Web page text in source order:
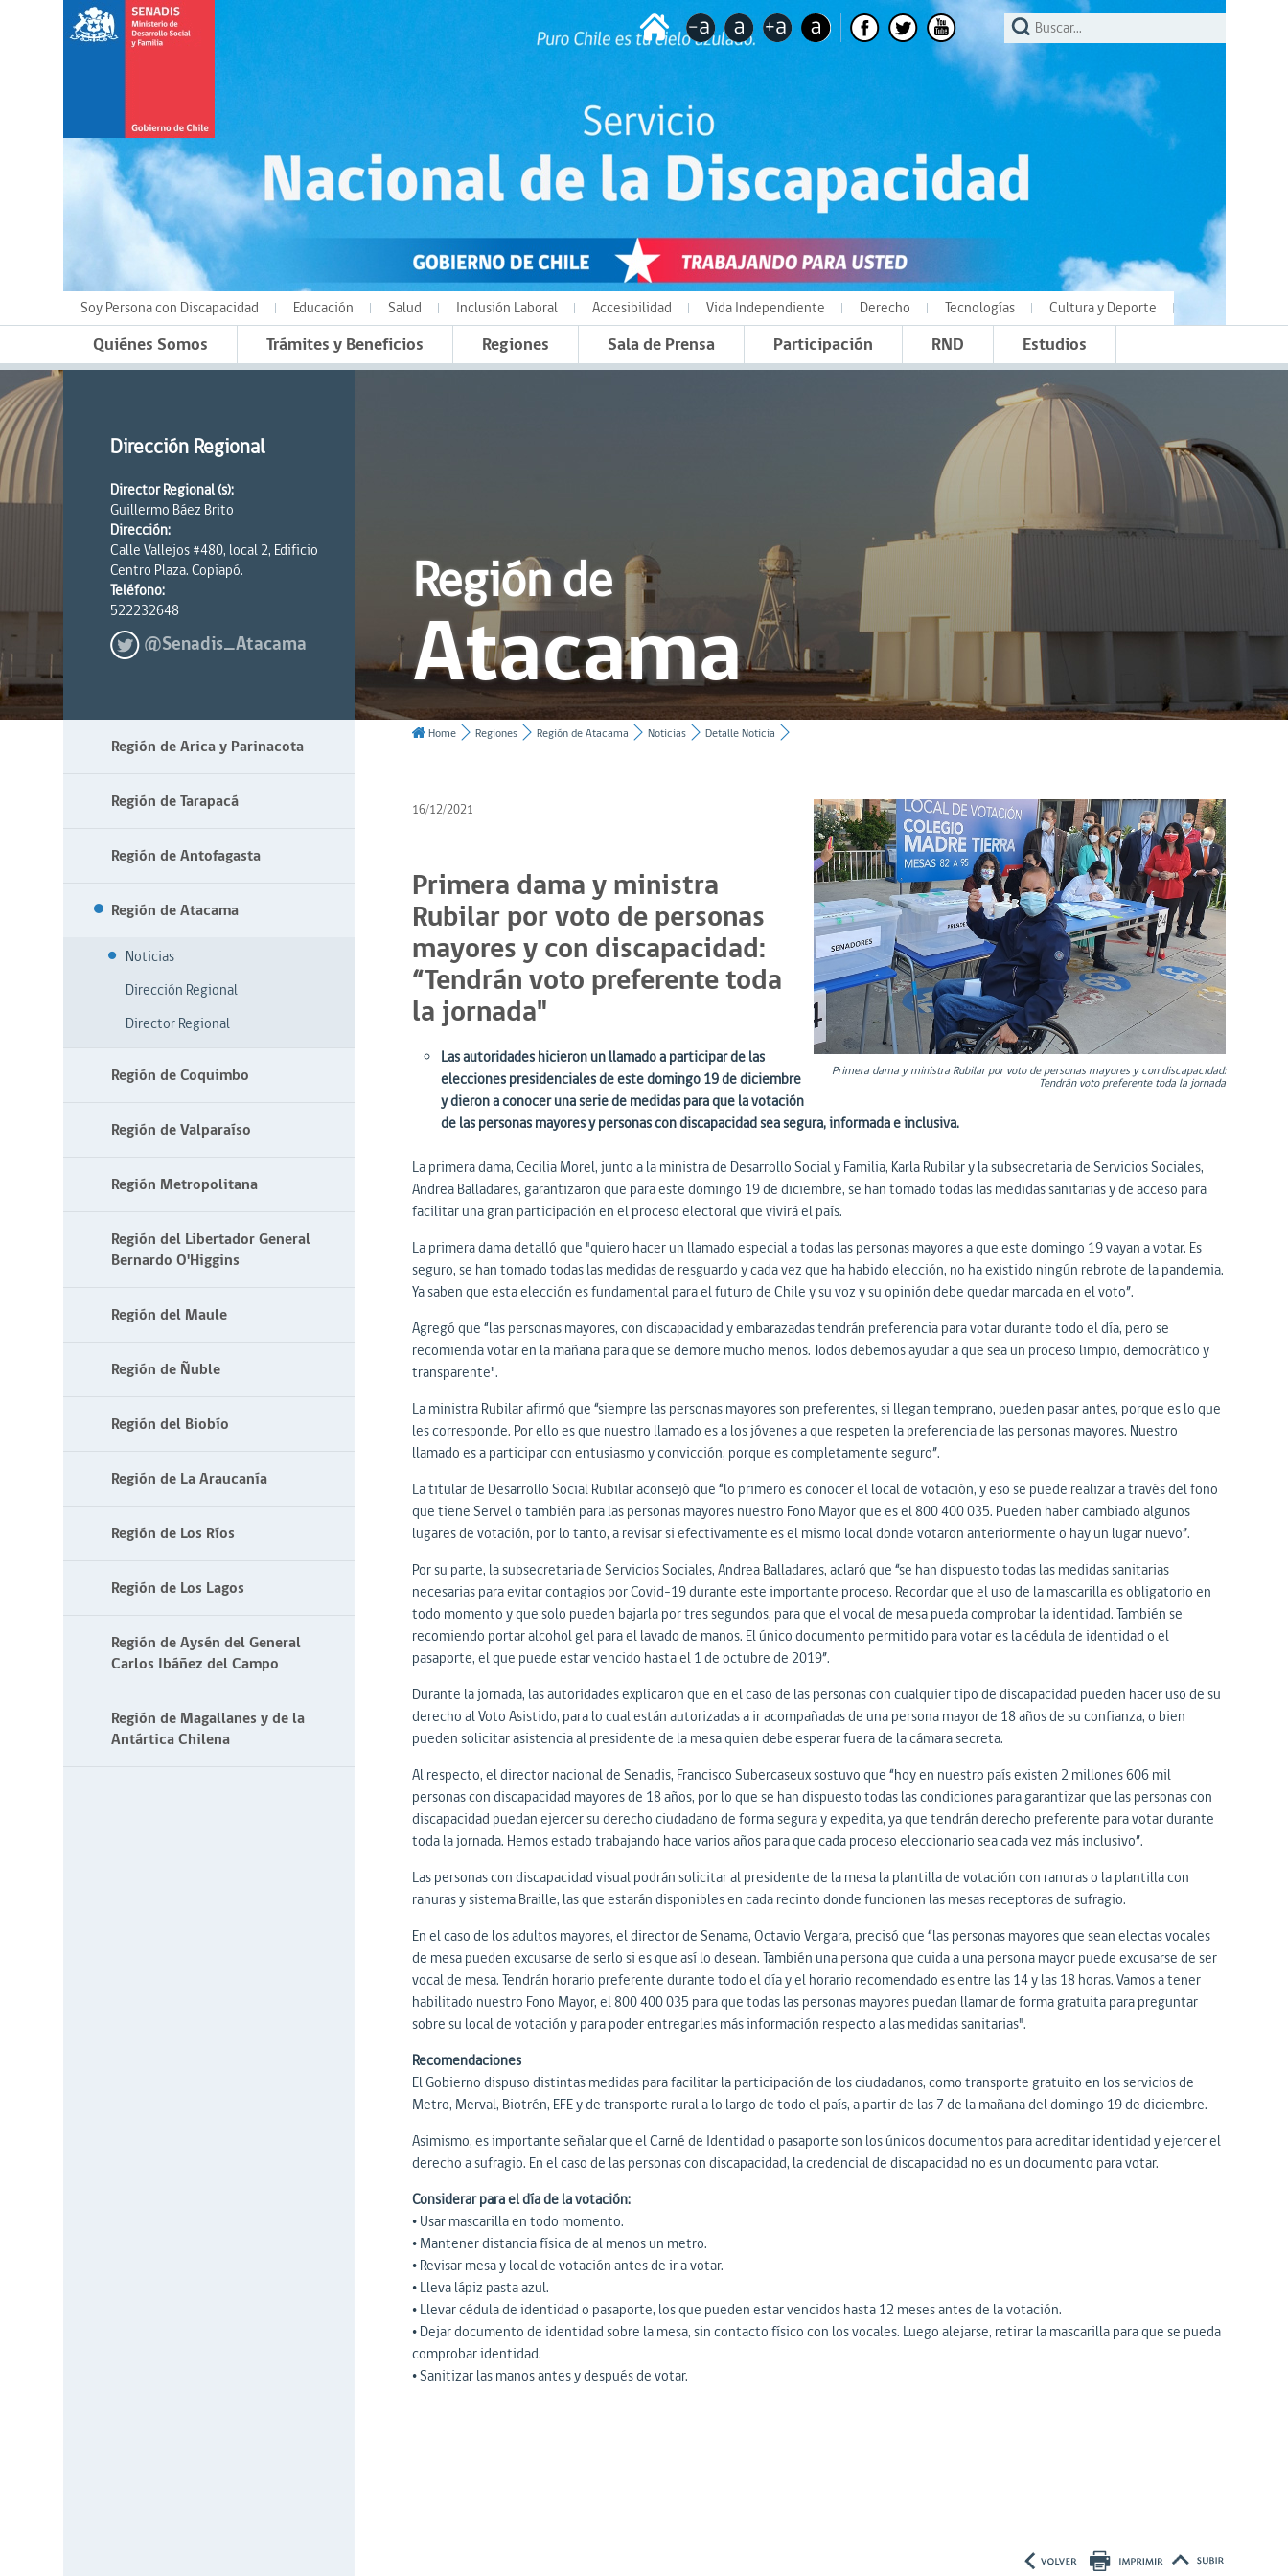
Soy Persona con Discapacidad Educación Salud Inclusión Laboral Accesibilidad Vida Independiente Derecho Tecnologías Cultura y Deporte
Quiénes Somos Trámites y Beneficios Regiones Sala de Prensa Participación RND Estudios
Dirección Regional
Director Regional (s):
Guillermo Báez Brito
Dirección:
Calle Vallejos #480, local 2, Edificio
Centro Plaza. Copiapó.
Teléfono:
522232648
@Senadis_Atacama
Región de
Atacama
Región de Arica y Parinacota
Región de Tarapacá
Región de Antofagasta
Región de Atacama
Noticias
Dirección Regional
Director Regional
Región de Coquimbo
Región de Valparaíso
Región Metropolitana
Región del Libertador General
Bernardo O'Higgins
Región del Maule
Región de Ñuble
Región del Biobío
Región de La Araucanía
Región de Los Ríos
Región de Los Lagos
Región de Aysén del General
Carlos Ibáñez del Campo
Región de Magallanes y de la
Antártica Chilena
Home Regiones Región de Atacama Noticias Detalle Noticia
Primera dama y ministra Rubilar por voto de personas mayores y con discapacidad:
Tendrán voto preferente toda la jornada
16/12/2021
Primera dama y ministra
Rubilar por voto de personas
mayores y con discapacidad:
“Tendrán voto preferente toda
la jornada"
Las autoridades hicieron un llamado a participar de las
elecciones presidenciales de este domingo 19 de diciembre
y dieron a conocer una serie de medidas para que la votación
de las personas mayores y personas con discapacidad sea segura, informada e inclusiva.
La primera dama, Cecilia Morel, junto a la ministra de Desarrollo Social y Familia, Karla Rubilar y la subsecretaria de Servicios Sociales,
Andrea Balladares, garantizaron que para este domingo 19 de diciembre, se han tomado todas las medidas sanitarias y de acceso para
facilitar una gran participación en el proceso electoral que vivirá el país.
La primera dama detalló que "quiero hacer un llamado especial a todas las personas mayores a que este domingo 19 vayan a votar. Es
seguro, se han tomado todas las medidas de resguardo y cada vez que ha habido elección, no ha existido ningún rebrote de la pandemia.
Ya saben que esta elección es fundamental para el futuro de Chile y su voz y su opinión debe quedar marcada en el voto”.
Agregó que “las personas mayores, con discapacidad y embarazadas tendrán preferencia para votar durante todo el día, pero se
recomienda votar en la mañana para que se demore mucho menos. Todos debemos ayudar a que sea un proceso limpio, democrático y
transparente".
La ministra Rubilar afirmó que “siempre las personas mayores son preferentes, si llegan temprano, pueden pasar antes, porque es lo que
les corresponde. Por ello es que nuestro llamado es a los jóvenes a que respeten la preferencia de las personas mayores. Nuestro
llamado es a participar con entusiasmo y convicción, porque es completamente seguro”.
La titular de Desarrollo Social Rubilar aconsejó que “lo primero es conocer el local de votación, y eso se puede realizar a través del fono
que tiene Servel o también para las personas mayores nuestro Fono Mayor que es el 800 400 035. Pueden haber cambiado algunos
lugares de votación, por lo tanto, a revisar si efectivamente es el mismo local donde votaron anteriormente o hay un lugar nuevo”.
Por su parte, la subsecretaria de Servicios Sociales, Andrea Balladares, aclaró que “se han dispuesto todas las medidas sanitarias
necesarias para evitar contagios por Covid-19 durante este importante proceso. Recordar que el uso de la mascarilla es obligatorio en
todo momento y que solo pueden bajarla por tres segundos, para que el vocal de mesa pueda comprobar la identidad. También se
recomiendo portar alcohol gel para el lavado de manos. El único documento permitido para votar es la cédula de identidad o el
pasaporte, el que puede estar vencido hasta el 1 de octubre de 2019”.
Durante la jornada, las autoridades explicaron que en el caso de las personas con cualquier tipo de discapacidad pueden hacer uso de su
derecho al Voto Asistido, para lo cual están autorizadas a ir acompañadas de una persona mayor de 18 años de su confianza, o bien
pueden solicitar asistencia al presidente de la mesa quien debe esperar fuera de la cámara secreta.
Al respecto, el director nacional de Senadis, Francisco Subercaseux sostuvo que “hoy en nuestro país existen 2 millones 606 mil
personas con discapacidad mayores de 18 años, por lo que se han dispuesto todas las condiciones para garantizar que las personas con
discapacidad puedan ejercer su derecho ciudadano de forma segura y expedita, ya que tendrán derecho preferente para votar durante
toda la jornada. Hemos estado trabajando hace varios años para que cada proceso eleccionario sea cada vez más inclusivo”.
Las personas con discapacidad visual podrán solicitar al presidente de la mesa la plantilla de votación con ranuras o la plantilla con
ranuras y sistema Braille, las que estarán disponibles en cada recinto donde funcionen las mesas receptoras de sufragio.
En el caso de los adultos mayores, el director de Senama, Octavio Vergara, precisó que “las personas mayores que sean electas vocales
de mesa pueden excusarse de serlo si es que así lo desean. También una persona que cuida a una persona mayor puede excusarse de ser
vocal de mesa. Tendrán horario preferente durante todo el día y el horario recomendado es entre las 14 y las 18 horas. Vamos a tener
habilitado nuestro Fono Mayor, el 800 400 035 para que todas las personas mayores puedan llamar de forma gratuita para preguntar
sobre su local de votación y para poder entregarles más información respecto a las medidas sanitarias".
Recomendaciones
El Gobierno dispuso distintas medidas para facilitar la participación de los ciudadanos, como transporte gratuito en los servicios de
Metro, Merval, Biotrén, EFE y de transporte rural a lo largo de todo el país, a partir de las 7 de la mañana del domingo 19 de diciembre.
Asimismo, es importante señalar que el Carné de Identidad o pasaporte son los únicos documentos para acreditar identidad y ejercer el
derecho a sufragio. En el caso de las personas con discapacidad, la credencial de discapacidad no es un documento para votar.
Considerar para el día de la votación:
• Usar mascarilla en todo momento.
• Mantener distancia física de al menos un metro.
• Revisar mesa y local de votación antes de ir a votar.
• Lleva lápiz pasta azul.
• Llevar cédula de identidad o pasaporte, los que pueden estar vencidos hasta 12 meses antes de la votación.
• Dejar documento de identidad sobre la mesa, sin contacto físico con los vocales. Luego alejarse, retirar la mascarilla para que se pueda
comprobar identidad.
• Sanitizar las manos antes y después de votar.